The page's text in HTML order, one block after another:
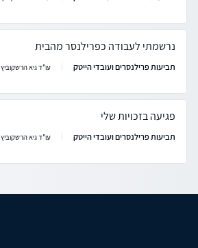
נרשמתי לעבודה כפרילנסר מהבית
תביעות פרילנסרים ועובדי הייטק עו"ד גיא הרשקוביץ
פגיעה בזכויות שלי
תביעות פרילנסרים ועובדי הייטק עו"ד גיא הרשקוביץ